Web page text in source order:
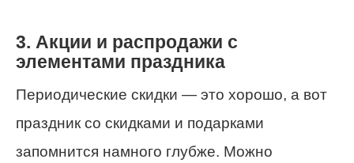
3. Акции и распродажи с
элементами праздника
Периодические скидки — это хорошо, а вот
праздник со скидками и подарками
запомнится намного глубже. Можно